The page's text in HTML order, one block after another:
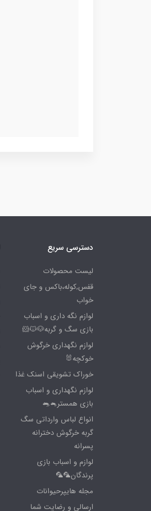
دسترسی سریع
لیست محصولات
قفس,کوله،باکس و جای
خواب
لوازم نگه داری و اسباب
بازی سگ و گربه🐶🐱🐹
لوازم نگهداری خرگوش
خوکچه🐰
خوراک تشویقی اسنک غذا
لوازم نگهداری و اسباب
بازی همستر🐁🐀
انواع لباس وارداتی سگ
گربه خرگوش دخترانه
پسرانه
لوازم و اسباب بازی
پرندگان🦜🦜
مجله هایپرحیوانات
ارسالی و رضایت شما